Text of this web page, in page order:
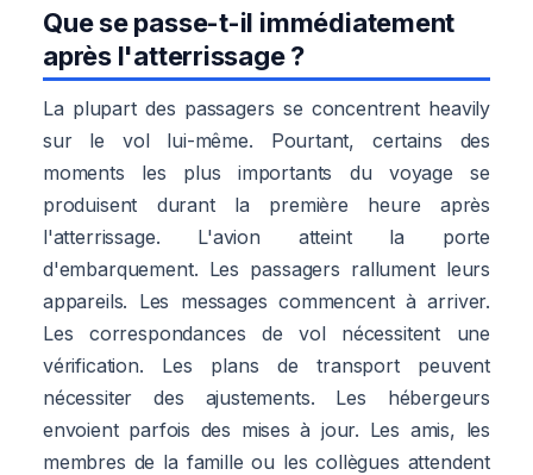
Que se passe-t-il immédiatement
après l'atterrissage ?
La plupart des passagers se concentrent heavily
sur le vol lui-même. Pourtant, certains des
moments les plus importants du voyage se
produisent durant la première heure après
l'atterrissage. L'avion atteint la porte
d'embarquement. Les passagers rallument leurs
appareils. Les messages commencent à arriver.
Les correspondances de vol nécessitent une
vérification. Les plans de transport peuvent
nécessiter des ajustements. Les hébergeurs
envoient parfois des mises à jour. Les amis, les
membres de la famille ou les collègues attendent